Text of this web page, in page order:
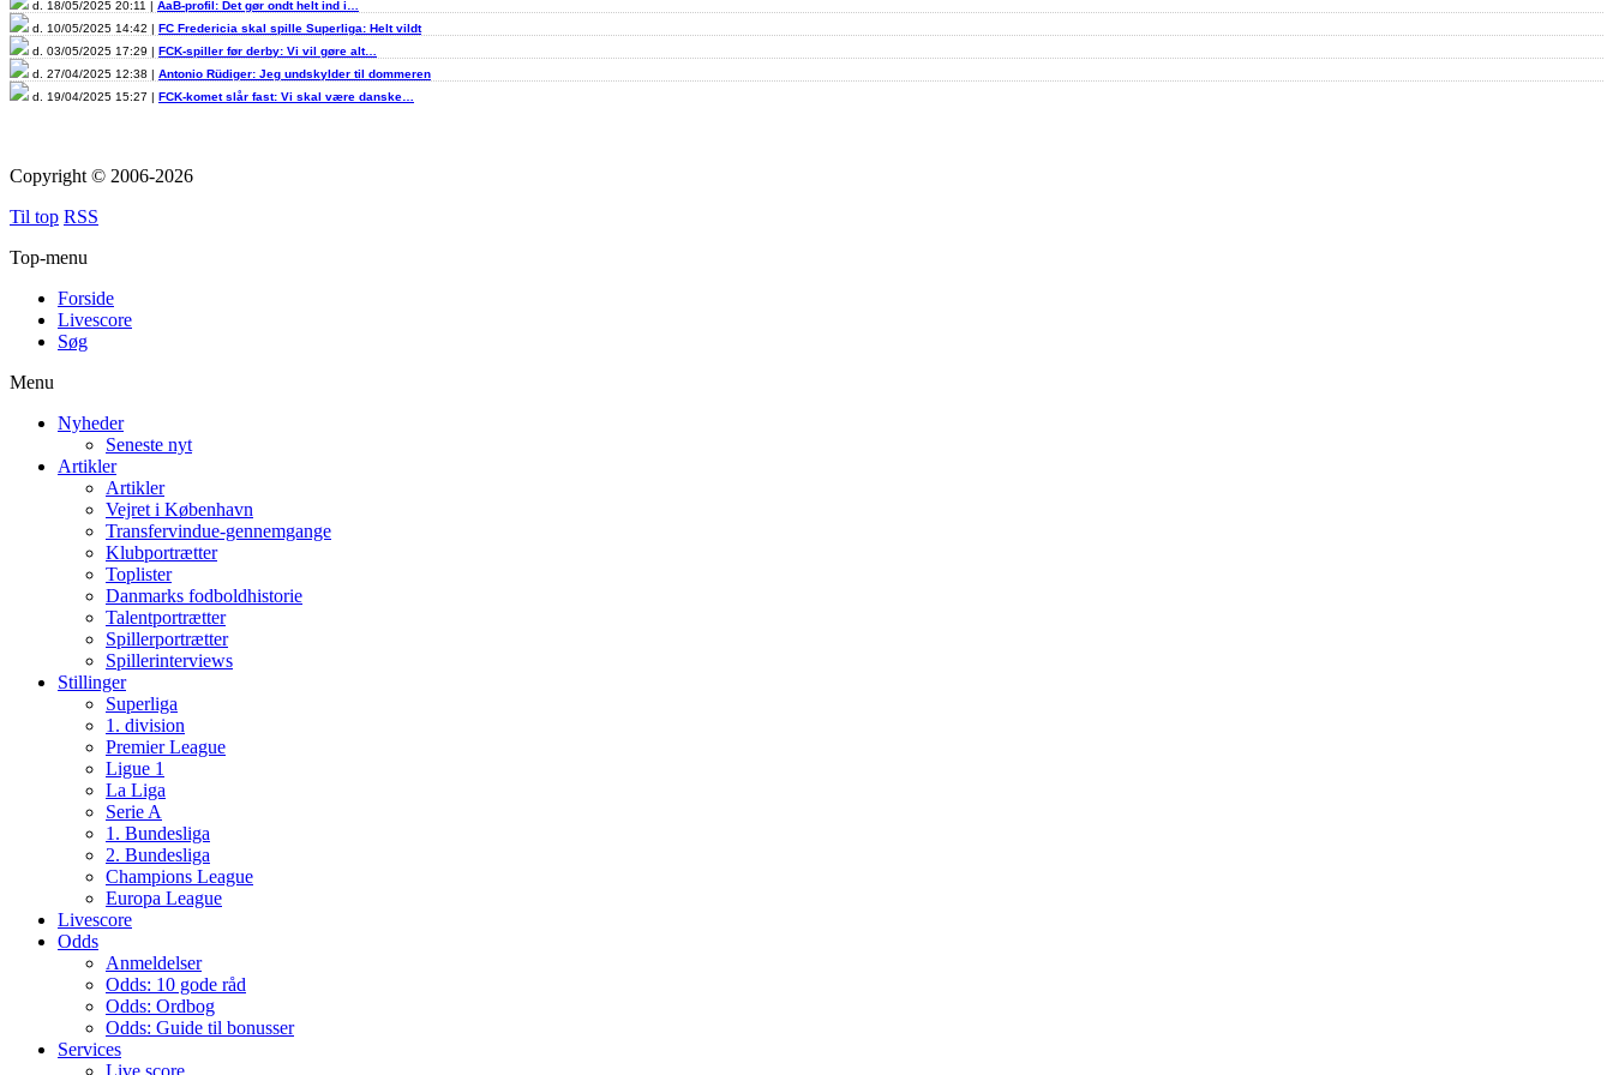
d. 18/05/2025 20:11 | AaB-profil: Det gør ondt helt ind i…
d. 10/05/2025 14:42 | FC Fredericia skal spille Superliga: Helt vildt
d. 03/05/2025 17:29 | FCK-spiller før derby: Vi vil gøre alt…
d. 27/04/2025 12:38 | Antonio Rüdiger: Jeg undskylder til dommeren
d. 19/04/2025 15:27 | FCK-komet slår fast: Vi skal være danske…
Copyright © 2006-2026
Til top RSS
Top-menu
Forside
Livescore
Søg
Menu
Nyheder
Seneste nyt
Artikler
Artikler
Vejret i København
Transfervindue-gennemgange
Klubportrætter
Toplister
Danmarks fodboldhistorie
Talentportrætter
Spillerportrætter
Spillerinterviews
Stillinger
Superliga
1. division
Premier League
Ligue 1
La Liga
Serie A
1. Bundesliga
2. Bundesliga
Champions League
Europa League
Livescore
Odds
Anmeldelser
Odds: 10 gode råd
Odds: Ordbog
Odds: Guide til bonusser
Services
Live score